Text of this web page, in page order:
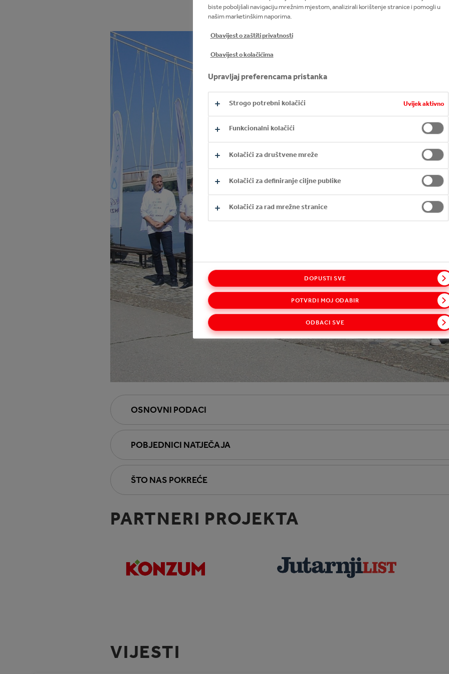
OSNOVNI PODACI
POBJEDNICI NATJEČAJA
ŠTO NAS POKREĆE
PARTNERI PROJEKTA
VIJESTI
biste poboljšali navigaciju mrežnim mjestom, analizirali korištenje stranice i pomogli u
našim marketinškim naporima.
Obavijest o zaštiti privatnosti
Obavijest o kolačićima
Upravljaj preferencama pristanka
Strogo potrebni kolačići Uvijek aktivno
Funkcionalni kolačići
Kolačići za društvene mreže
Kolačići za definiranje ciljne publike
Kolačići za rad mrežne stranice
ODBACI SVE
POTVRDI MOJ ODABIR
DOPUSTI SVE